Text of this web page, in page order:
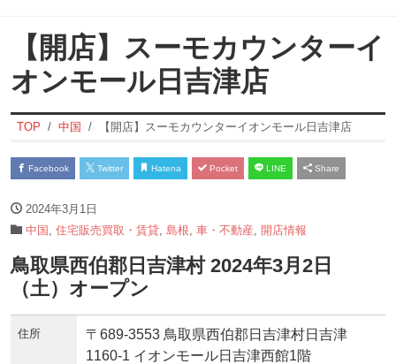
【開店】スーモカウンターイ
オンモール日吉津店
TOP 中国 【開店】スーモカウンターイオンモール日吉津店
Facebook Twitter Hatena Pocket LINE Share
2024年3月1日
中国 住宅販売買取・賃貸 島根 車・不動産 開店情報
鳥取県西伯郡日吉津村 2024年3月2日
（土）オープン
住所
〒689-3553 鳥取県西伯郡日吉津村日吉津
1160-1 イオンモール日吉津西館1階